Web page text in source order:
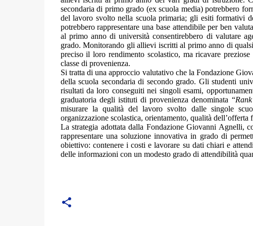
secondaria di primo grado (ex scuola media) potrebbero
del lavoro svolto nella scuola primaria; gli esiti formativi
potrebbero rappresentare una base attendibile per ben
al primo anno di università consentirebbero di valutare
grado. Monitorando gli allievi iscritti al primo anno di
preciso il loro rendimento scolastico, ma ricavare
classe di provenienza.
Si tratta di una approccio valutativo che la Fondazione
della scuola secondaria di secondo grado. Gli studenti
risultati da loro conseguiti nei singoli esami,
graduatoria degli istituti di provenienza denominata “
misurare la qualità del lavoro svolto dalle singole
organizzazione scolastica, orientamento, qualità dell’offerta
La strategia adottata dalla Fondazione Giovanni Agnelli,
rappresentare una soluzione innovativa in grado di
obiettivo: contenere i costi e lavorare su dati chiari e
delle informazioni con un modesto grado di attendibilità